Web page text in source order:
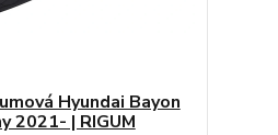
Hyundai Bayon
2021- | RIGUM